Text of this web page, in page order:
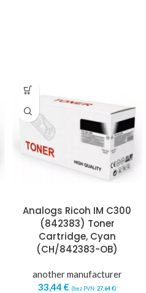
Analogs Ricoh IM C300
(842383) Toner
Cartridge, Cyan
(CH/842383-OB)
another manufacturer
33,44 € (bez PVN:27,64€)